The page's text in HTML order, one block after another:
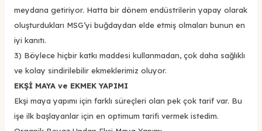
meydana getiriyor. Hatta bir dönem endüstrilerin yapay olarak
oluşturdukları MSG’yi buğdaydan elde etmiş olmaları bunun en
iyi kanıtı.
3) Böylece hiçbir katkı maddesi kullanmadan, çok daha sağlıklı
ve kolay sindirilebilir ekmeklerimiz oluyor.
EKŞİ MAYA ve EKMEK YAPIMI
Ekşi maya yapımı için farklı süreçleri olan pek çok tarif var. Bu
işe ilk başlayanlar için en optimum tarifi vermek istedim.